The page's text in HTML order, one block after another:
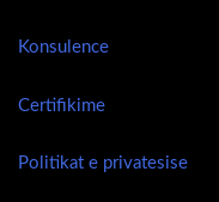
Konsulence
Certifikime
Politikat e privatesise